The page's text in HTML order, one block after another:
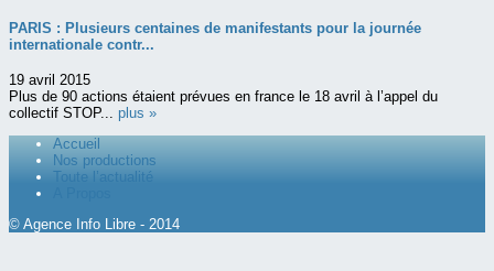
PARIS : Plusieurs centaines de manifestants pour la journée
internationale contr...
19 avril 2015
Plus de 90 actions étaient prévues en france le 18 avril à l’appel du
collectif STOP... plus »
Accueil
Nos productions
Toute l’actualité
© Agence Info Libre - 2014